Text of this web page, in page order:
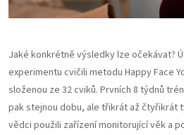
Jaké konkrétně výsledky lze očekávat?
experimentu cvičili metodu Happy Face
složenou ze 32 cviků. Prvních 8 týdnů
pak stejnou dobu, ale třikrát až čtyřikrát
vědci použili zařízení monitorující věk a